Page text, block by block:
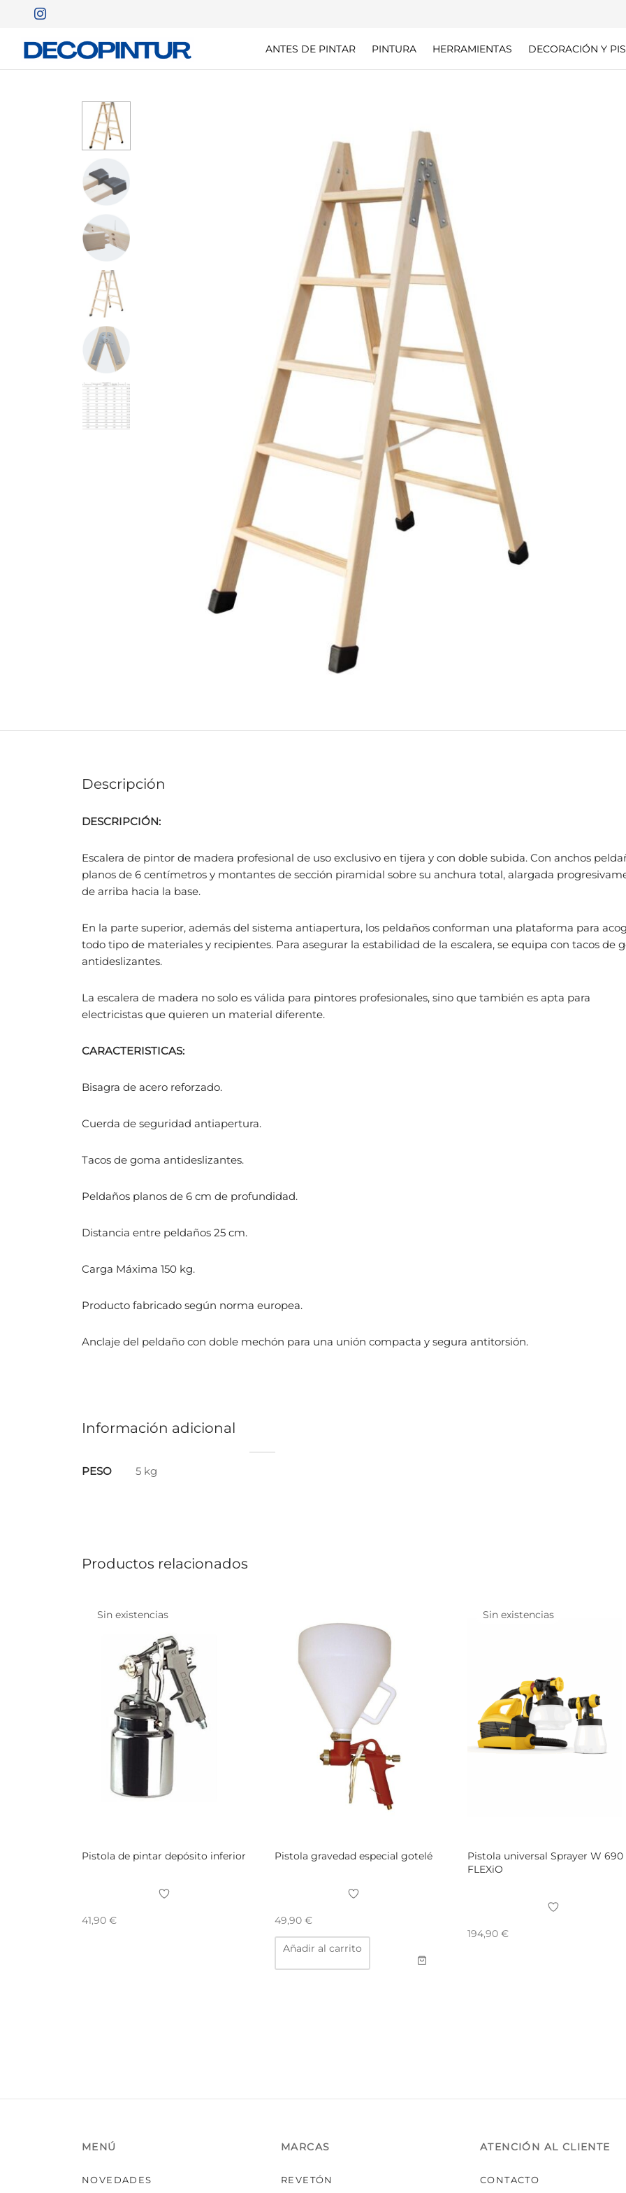
ANTES DE PINTAR PINTURA HERRAMIENTAS DECORACIÓN Y
Descripción
DESCRIPCIÓN:
Escalera de pintor de madera profesional de uso exclusivo en tijera y con doble subida. Con anchos
planos de 6 centímetros y montantes de sección piramidal sobre su anchura total, alargada
de arriba hacia la base.
En la parte superior, además del sistema antiapertura, los peldaños conforman una plataforma para
todo tipo de materiales y recipientes. Para asegurar la estabilidad de la escalera, se equipa con tacos de
antideslizantes.
La escalera de madera no solo es válida para pintores profesionales, sino que también es apta para
electricistas que quieren un material diferente.
CARACTERISTICAS:
Bisagra de acero reforzado.
Cuerda de seguridad antiapertura.
Tacos de goma antideslizantes.
Peldaños planos de 6 cm de profundidad.
Distancia entre peldaños 25 cm.
Carga Máxima 150 kg.
Producto fabricado según norma europea.
Anclaje del peldaño con doble mechón para una unión compacta y segura antitorsión.
Información adicional
PESO 5 kg
Productos relacionados
Sin existencias
Pistola de pintar depósito inferior
41,90 €
Pistola gravedad especial gotelé
49,90 €
Añadir al carrito
Sin existencias
Pistola universal Sprayer W 690
FLEXiO
194,90 €
MENÚ
NOVEDADES
MARCAS
REVETÓN
ATENCIÓN AL CLIENTE
CONTACTO